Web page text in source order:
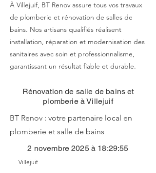
À Villejuif, BT Renov assure tous vos travaux
de plomberie et rénovation de salles de
bains. Nos artisans qualifiés réalisent
installation, réparation et modernisation des
sanitaires avec soin et professionnalisme,
garantissant un résultat fiable et durable.
Rénovation de salle de bains et
plomberie à Villejuif
BT Renov : votre partenaire local en
plomberie et salle de bains
2 novembre 2025 à 18:29:55
Villejuif